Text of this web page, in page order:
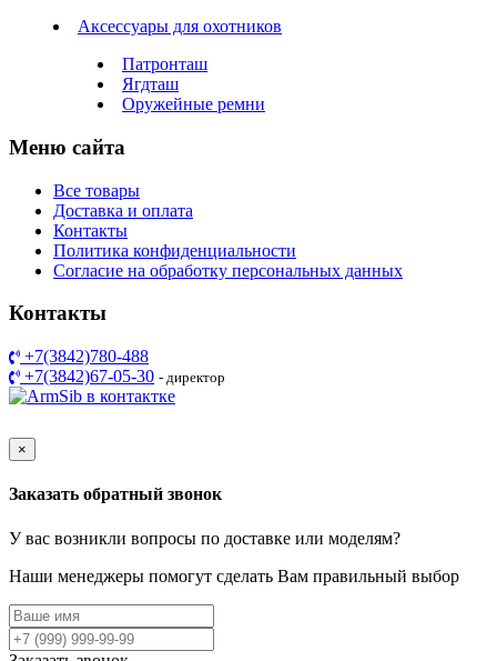
Аксессуары для охотников
Патронташ
Ягдташ
Оружейные ремни
Меню сайта
Все товары
Доставка и оплата
Контакты
Политика конфиденциальности
Согласие на обработку персональных данных
Контакты
+7(3842)780-488
+7(3842)67-05-30 - директор
×
Заказать обратный звонок
У вас возникли вопросы по доставке или моделям?
Наши менеджеры помогут сделать Вам правильный выбор